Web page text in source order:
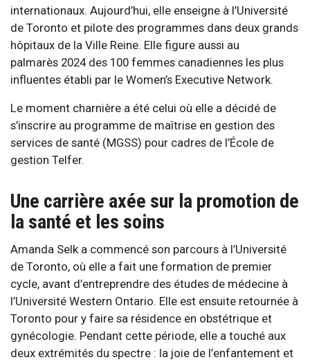
internationaux. Aujourd’hui, elle enseigne à l’Université
de Toronto et pilote des programmes dans deux grands
hôpitaux de la Ville Reine. Elle figure aussi au
palmarès 2024 des 100 femmes canadiennes les plus
influentes établi par le Women’s Executive Network.
Le moment charnière a été celui où elle a décidé de
s’inscrire au programme de maîtrise en gestion des
services de santé (MGSS) pour cadres de l’École de
gestion Telfer.
Une carrière axée sur la promotion de
la santé et les soins
Amanda Selk a commencé son parcours à l’Université
de Toronto, où elle a fait une formation de premier
cycle, avant d’entreprendre des études de médecine à
l’Université Western Ontario. Elle est ensuite retournée à
Toronto pour y faire sa résidence en obstétrique et
gynécologie. Pendant cette période, elle a touché aux
deux extrémités du spectre : la joie de l’enfantement et